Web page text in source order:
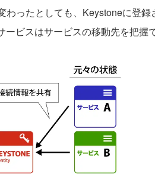
わったとしても、Keystoneに登録
ビスはサービスの移動先を把握